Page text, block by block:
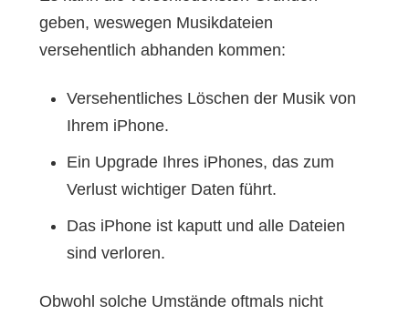
geben, weswegen Musikdateien
versehentlich abhanden kommen:
Versehentliches Löschen der Musik von
Ihrem iPhone.
Ein Upgrade Ihres iPhones, das zum
Verlust wichtiger Daten führt.
Das iPhone ist kaputt und alle Dateien
sind verloren.
Obwohl solche Umstände oftmals nicht